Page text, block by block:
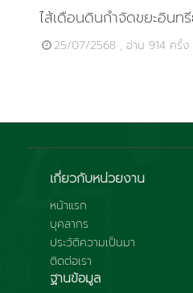
ไส้เดือนดินกำจัดขยะอินท
25/07/2568 , อ่าน 914 ครั้ง
เกี่ยวกับหน่วยงาน
หน้าแรก
บุคลากร
ประวัติความเป็นมา
ติดต่อเรา
ฐานข้อมูล